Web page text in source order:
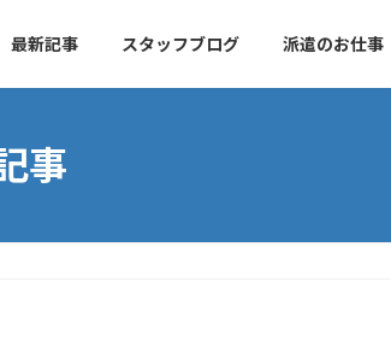
最新記事 スタッフブログ 派遣のお仕事
事